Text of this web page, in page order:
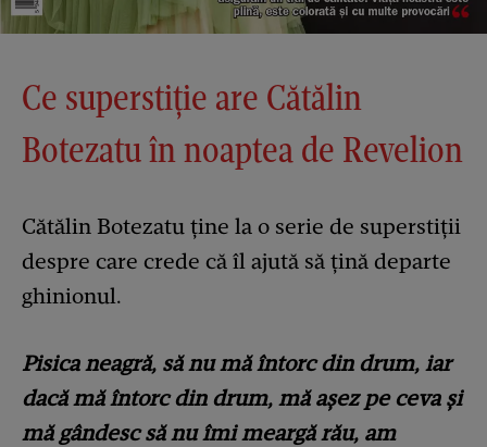
Ce superstiție are Cătălin
Botezatu în noaptea de Revelion
Cătălin Botezatu ține la o serie de superstiții
despre care crede că îl ajută să țină departe
ghinionul.
Pisica neagră, să nu mă întorc din drum, iar
dacă mă întorc din drum, mă așez pe ceva și
mă gândesc să nu îmi meargă rău, am